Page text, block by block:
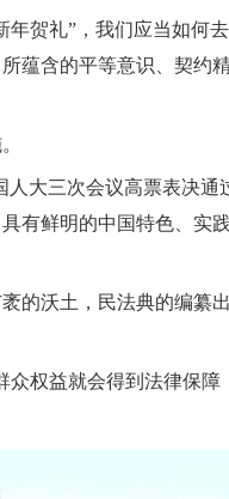
年贺礼”，我们应当如
蕴含的平等意识、契
大三次会议高票表决
有鲜明的中国特色、
的沃土，民法典的编
权益就会得到法律保